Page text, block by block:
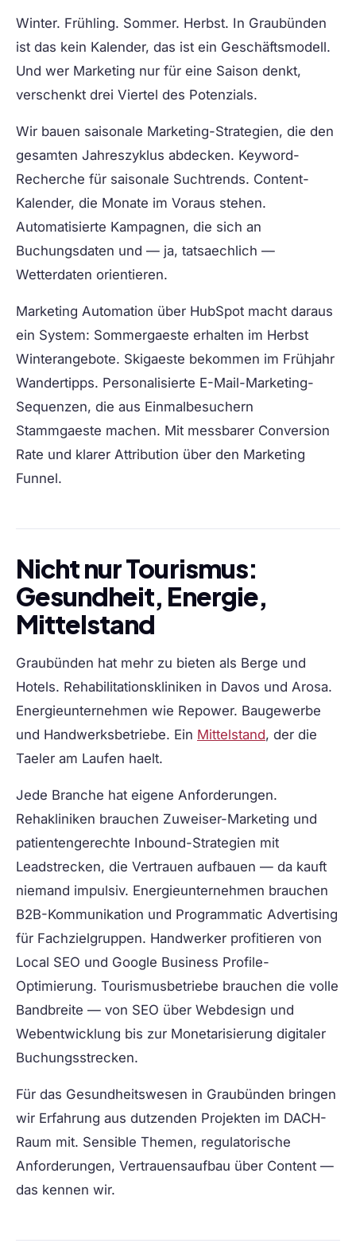
Winter. Frühling. Sommer. Herbst. In Graubünden
ist das kein Kalender, das ist ein Geschäftsmodell.
Und wer Marketing nur für eine Saison denkt,
verschenkt drei Viertel des Potenzials.
Wir bauen saisonale Marketing-Strategien, die den
gesamten Jahreszyklus abdecken. Keyword-
Recherche für saisonale Suchtrends. Content-
Kalender, die Monate im Voraus stehen.
Automatisierte Kampagnen, die sich an
Buchungsdaten und — ja, tatsaechlich —
Wetterdaten orientieren.
Marketing Automation über HubSpot macht daraus
ein System: Sommergaeste erhalten im Herbst
Winterangebote. Skigaeste bekommen im Frühjahr
Wandertipps. Personalisierte E-Mail-Marketing-
Sequenzen, die aus Einmalbesuchern
Stammgaeste machen. Mit messbarer Conversion
Rate und klarer Attribution über den Marketing
Funnel.
Nicht nur Tourismus:
Gesundheit, Energie,
Mittelstand
Graubünden hat mehr zu bieten als Berge und
Hotels. Rehabilitationskliniken in Davos und Arosa.
Energieunternehmen wie Repower. Baugewerbe
und Handwerksbetriebe. Ein Mittelstand, der die
Taeler am Laufen haelt.
Jede Branche hat eigene Anforderungen.
Rehakliniken brauchen Zuweiser-Marketing und
patientengerechte Inbound-Strategien mit
Leadstrecken, die Vertrauen aufbauen — da kauft
niemand impulsiv. Energieunternehmen brauchen
B2B-Kommunikation und Programmatic Advertising
für Fachzielgruppen. Handwerker profitieren von
Local SEO und Google Business Profile-
Optimierung. Tourismusbetriebe brauchen die volle
Bandbreite — von SEO über Webdesign und
Webentwicklung bis zur Monetarisierung digitaler
Buchungsstrecken.
Für das Gesundheitswesen in Graubünden bringen
wir Erfahrung aus dutzenden Projekten im DACH-
Raum mit. Sensible Themen, regulatorische
Anforderungen, Vertrauensaufbau über Content —
das kennen wir.